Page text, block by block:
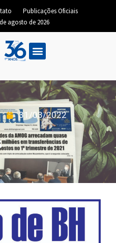
Publicações Oficiais
agosto de 2026
31/03/2022